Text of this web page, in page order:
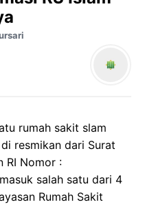
rumah sakit slam
resmikan dari Surat
RI Nomor :
salah satu dari 4
Rumah Sakit